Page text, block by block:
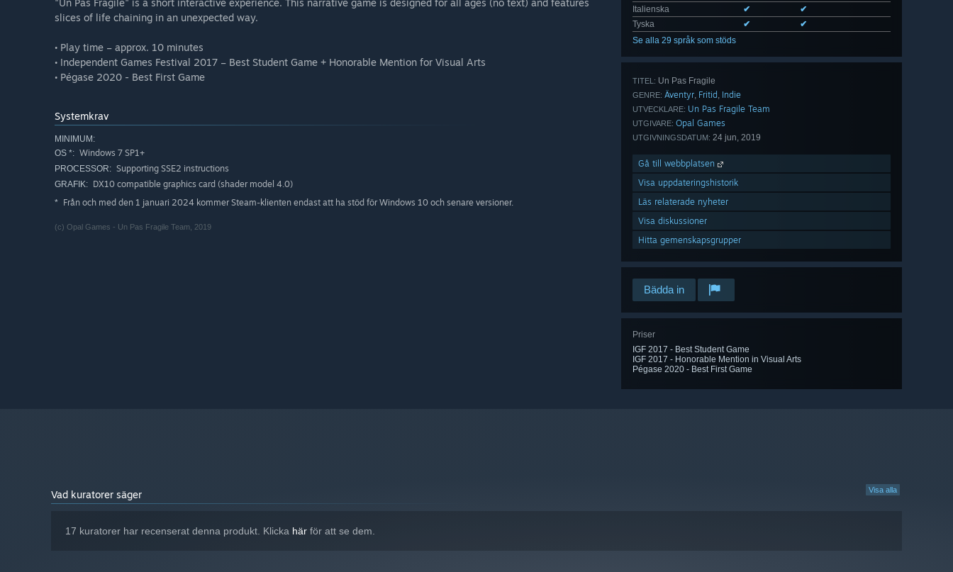
Italienska
✔
✔
Tyska
✔
✔
Se alla 29 språk som stöds
TITEL: Un Pas Fragile
GENRE: Äventyr, Fritid, Indie
UTVECKLARE: Un Pas Fragile Team
UTGIVARE: Opal Games
UTGIVNINGSDATUM: 24 jun, 2019
Gå till webbplatsen
Visa uppdateringshistorik
Läs relaterade nyheter
Visa diskussioner
Hitta gemenskapsgrupper
Bädda in
Priser
IGF 2017 - Best Student Game
IGF 2017 - Honorable Mention in Visual Arts
Pégase 2020 - Best First Game
"Un Pas Fragile" is a short interactive experience. This narrative game is designed for all ages (no text) and features
slices of life chaining in an unexpected way.
• Play time – approx. 10 minutes
• Independent Games Festival 2017 – Best Student Game + Honorable Mention for Visual Arts
• Pégase 2020 - Best First Game
Systemkrav
MINIMUM:
OS *: Windows 7 SP1+
PROCESSOR: Supporting SSE2 instructions
GRAFIK: DX10 compatible graphics card (shader model 4.0)
* Från och med den 1 januari 2024 kommer Steam-klienten endast att ha stöd för Windows 10 och senare versioner.
(c) Opal Games - Un Pas Fragile Team, 2019
Visa alla
Vad kuratorer säger
17 kuratorer har recenserat denna produkt. Klicka här för att se dem.